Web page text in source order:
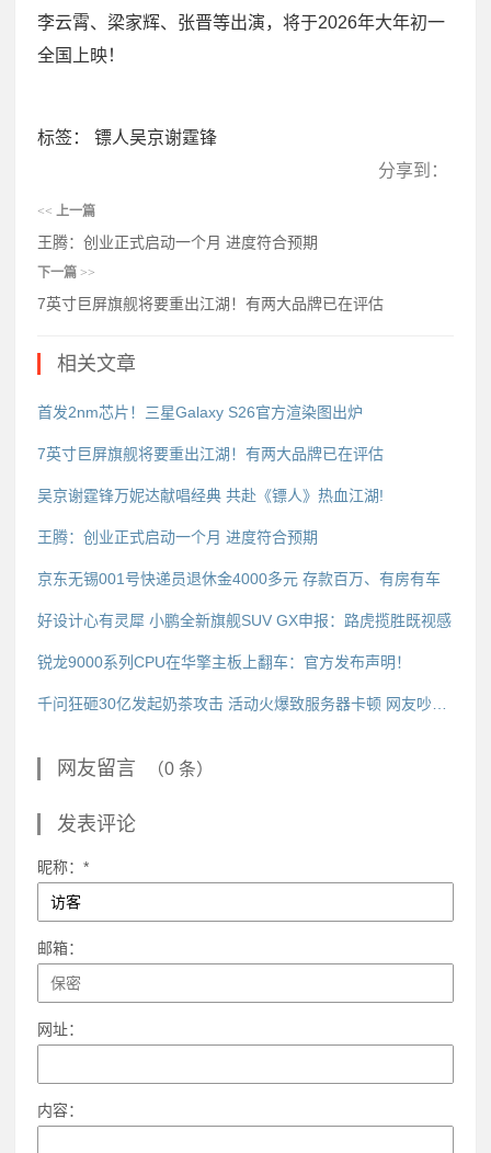
李云霄、梁家辉、张晋等出演，将于2026年大年初一
全国上映！
标签：
镖人吴京谢霆锋
分享到：
<< 上一篇
王腾：创业正式启动一个月 进度符合预期
下一篇 >>
7英寸巨屏旗舰将要重出江湖！有两大品牌已在评估
相关文章
首发2nm芯片！三星Galaxy S26官方渲染图出炉
7英寸巨屏旗舰将要重出江湖！有两大品牌已在评估
吴京谢霆锋万妮达献唱经典 共赴《镖人》热血江湖!
王腾：创业正式启动一个月 进度符合预期
京东无锡001号快递员退休金4000多元 存款百万、有房有车
好设计心有灵犀 小鹏全新旗舰SUV GX申报：路虎揽胜既视感
锐龙9000系列CPU在华擎主板上翻车：官方发布声明！
网友留言 （0 条）
发表评论
昵称：*
邮箱：
网址：
内容：